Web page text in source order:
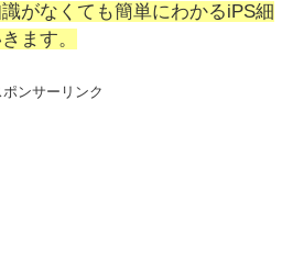
がなくても簡単にわかるiPS細
ます。
ポンサーリンク